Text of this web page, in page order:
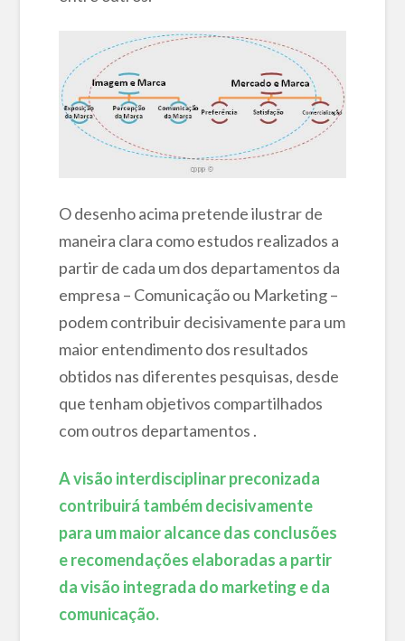
O desenho acima pretende ilustrar de
maneira clara como estudos realizados a
partir de cada um dos departamentos da
empresa – Comunicação ou Marketing –
podem contribuir decisivamente para um
maior entendimento dos resultados
obtidos nas diferentes pesquisas, desde
que tenham objetivos compartilhados
com outros departamentos .
A visão interdisciplinar preconizada
contribuirá também decisivamente
para um maior alcance das conclusões
e recomendações elaboradas a partir
da visão integrada do marketing e da
comunicação.